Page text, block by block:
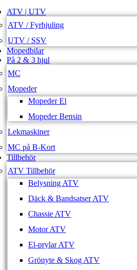
ATV | UTV
ATV / Fyrhjuling
UTV / SSV
Mopedbilar
På 2 & 3 hjul
MC
Mopeder
Mopeder El
Mopeder Bensin
Lekmaskiner
MC på B-Kort
Tillbehör
ATV Tillbehör
Belysning ATV
Däck & Bandsatser ATV
Chassie ATV
Motor ATV
El-prylar ATV
Grönyte & Skog ATV